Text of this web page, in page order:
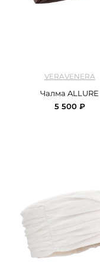
VERAVENERA
Чалма ALLURE
5 500 ₽